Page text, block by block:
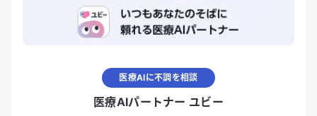
医療AIに不調を相談
医療AIパートナー ユビー